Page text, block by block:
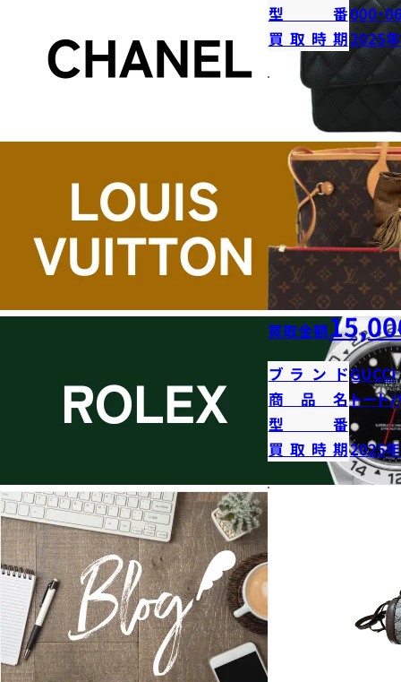
型番000・
買取時期2025
買取金額
ブランドGUCCI
商品名トート
型番
買取時期2025